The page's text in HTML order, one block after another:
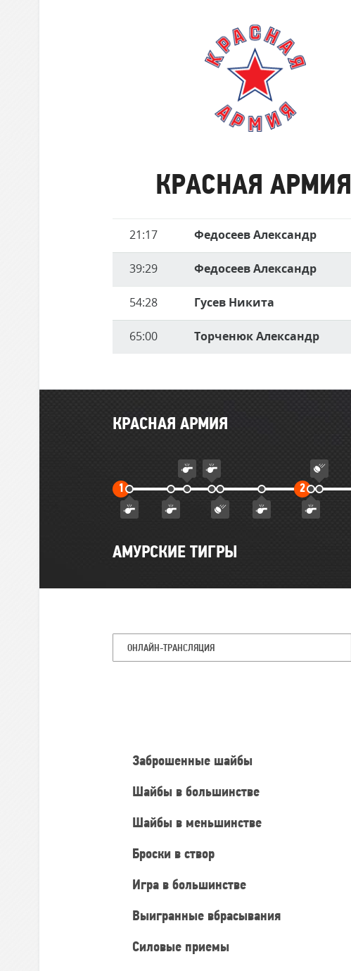
Северсталь
ЦСКА
Шанхайские Драконы
Красная
Армия
КРАСНАЯ АРМИЯ
Время
Имя
21:17 Федосеев Александр
39:29 Федосеев Александр
54:28 Гусев Никита
65:00 Торченюк Александр
Главные
КРАСНАЯ АРМИЯ
1 Первый
тайм
2Второй
тайм
АМУРСКИЕ ТИГРЫ
ОНЛАЙН-ТРАНСЛЯЦИЯ
Заброшенные шайбы
Шайбы в большинстве
Шайбы в меньшинстве
Броски в створ
Игра в большинстве
Выигранные вбрасывания
Силовые приемы